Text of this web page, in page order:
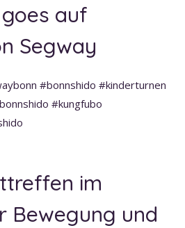
auf
Segway
#bonnshido #kinderturnen
#kungfubo
im
Bewegung und